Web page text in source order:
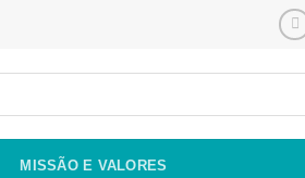
MISSÃO E VALORES